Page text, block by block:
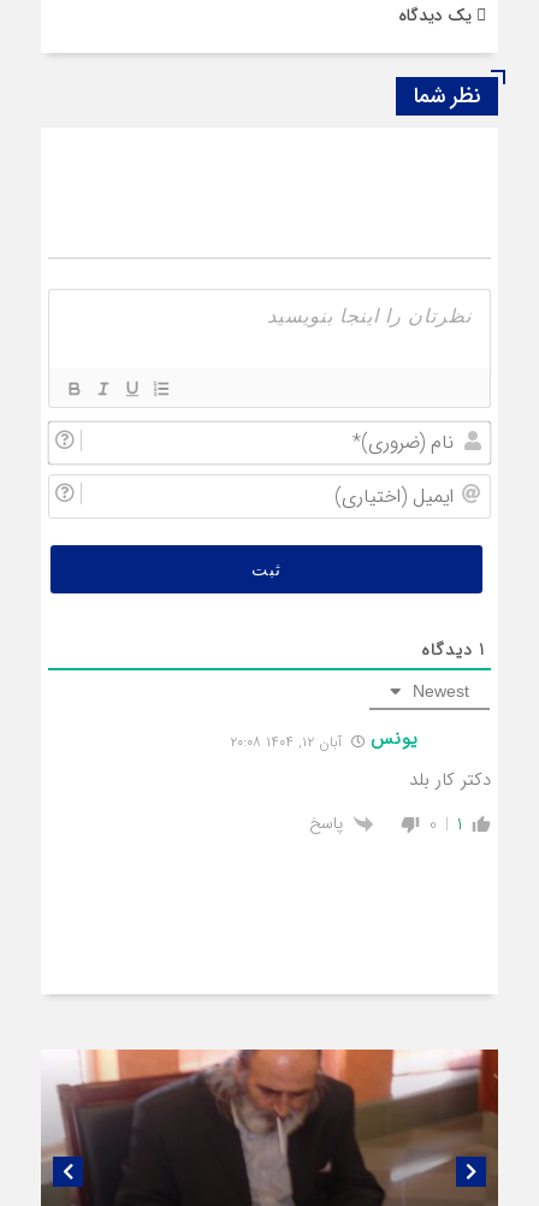
يک دیدگاه
نظر شما
1 دیدگاه
Newest
یونس آبان ۱۲, ۱۴۰۴ ۲۰:۰۸
دکتر کار بلد
1
0 پاسخ